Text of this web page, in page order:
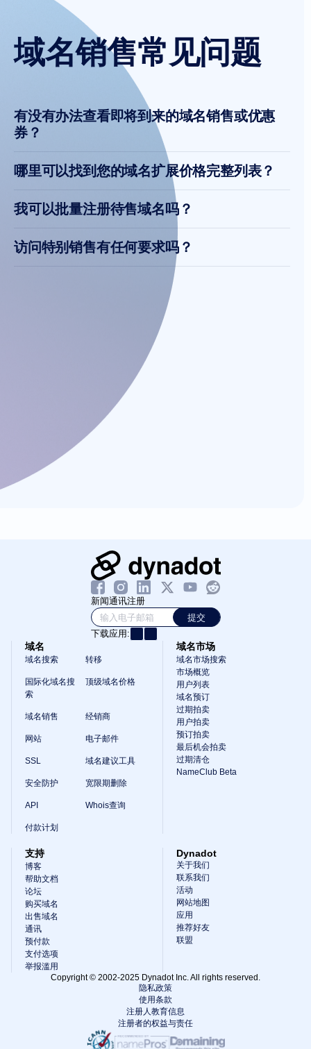
域名销售常见问题
有没有办法查看即将到来的域名销售或优惠
券？
哪里可以找到您的域名扩展价格完整列表？
我可以批量注册待售域名吗？
访问特别销售有任何要求吗？
新闻通讯注册
提交
下载应用:
域名
域名搜索 转移
国际化域名搜
索
顶级域名价格
域名销售 经销商
网站 电子邮件
SSL 域名建议工具
安全防护 宽限期删除
API Whois查询
付款计划
域名市场
域名市场搜索
市场概览
用户列表
域名预订
过期拍卖
用户拍卖
预订拍卖
最后机会拍卖
过期清仓
NameClub Beta
支持
博客
帮助文档
论坛
购买域名
出售域名
通讯
预付款
支付选项
举报滥用
Dynadot
关于我们
联系我们
活动
网站地图
应用
推荐好友
联盟
Copyright © 2002-2025 Dynadot Inc. All rights reserved.
隐私政策
使用条款
注册人教育信息
注册者的权益与责任